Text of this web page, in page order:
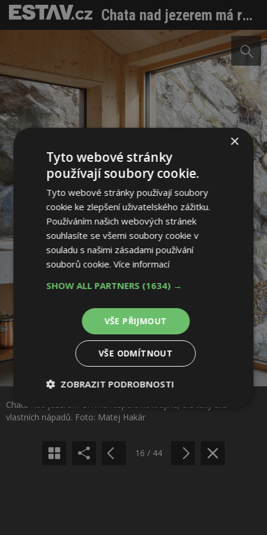
Chata nad jezerem má respekt ke krajině, ale taky sílu vlastních nápadů
Chata nad jezerem Uri má respekt ke krajině, ale taky sílu
vlastních nápadů. Foto: Matej Hakár
Sdílet na Pinterestu
16 / 44
×
Tyto webové stránky
používají soubory cookie.
Tyto webové stránky používají soubory
cookie ke zlepšení uživatelského zážitku.
Používáním našich webových stránek
souhlasíte se všemi soubory cookie v
souladu s našimi zásadami používání
souborů cookie.Více informací
SHOW ALL PARTNERS (1634) →
VŠE PŘIJMOUT
VŠE ODMÍTNOUT
ZOBRAZIT PODROBNOSTI
Nezbytně
nutné
Výkonové
soubory
Soubory